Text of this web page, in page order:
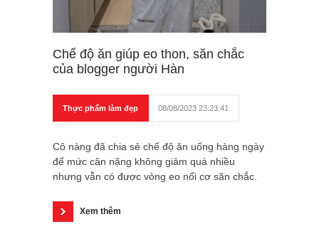
Chế độ ăn giúp eo thon, săn chắc
của blogger người Hàn
Thực phẩm làm đẹp 08/08/2023 23:23:41
Cô nàng đã chia sẻ chế độ ăn uống hàng ngày
để mức cân nặng không giảm quá nhiều
nhưng vẫn có được vòng eo nổi cơ săn chắc.
Xem thêm